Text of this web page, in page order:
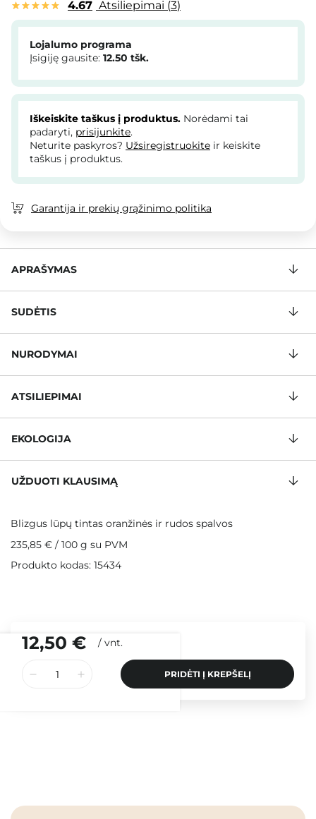
4.67 Atsiliepimai 3
12,50 € / vnt.
PRIDĖTI Į KREPŠELĮ
Lojalumo programa
Įsigiję gausite: 12.50 tšk.
Iškeiskite taškus į produktus. Norėdami tai
padaryti, prisijunkite.
Neturite paskyros? Užsiregistruokite ir keiskite
taškus į produktus.
Garantija ir prekių grąžinimo politika
APRAŠYMAS
SUDĖTIS
NURODYMAI
ATSILIEPIMAI
EKOLOGIJA
UŽDUOTI KLAUSIMĄ
Blizgus lūpų tintas oranžinės ir rudos spalvos
235,85 € / 100 g su PVM
Produkto kodas: 15434